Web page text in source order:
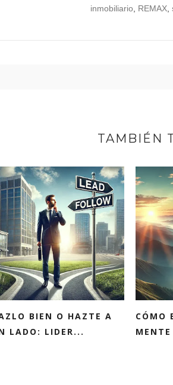
inmobiliario
REMAX
TAMBIÉN
BIEN O HAZTE A
LADO: LIDER...
CÓMO